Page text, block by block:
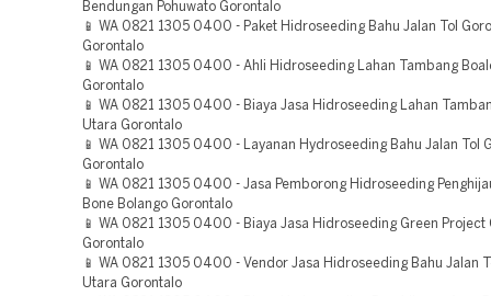
Bendungan Pohuwato Gorontalo
📱 WA 0821 1305 0400 - Paket Hidroseeding Bahu Jalan Tol
Gorontalo
📱 WA 0821 1305 0400 - Ahli Hidroseeding Lahan Tambang
Gorontalo
📱 WA 0821 1305 0400 - Biaya Jasa Hidroseeding Lahan
Utara Gorontalo
📱 WA 0821 1305 0400 - Layanan Hydroseeding Bahu Jalan Tol
Gorontalo
📱 WA 0821 1305 0400 - Jasa Pemborong Hidroseeding
Bone Bolango Gorontalo
📱 WA 0821 1305 0400 - Biaya Jasa Hidroseeding Green Project
Gorontalo
📱 WA 0821 1305 0400 - Vendor Jasa Hidroseeding Bahu Jalan
Utara Gorontalo